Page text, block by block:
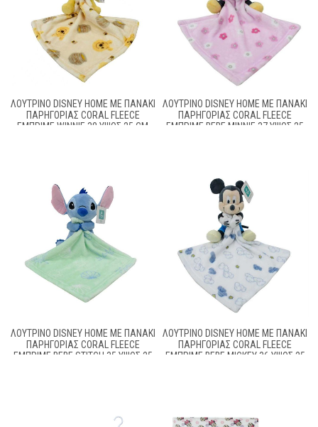
ΛΟΎΤΡΙΝΟ DISNEY HOME ΜΕ ΠΑΝΆΚΙ
ΠΑΡΗΓΟΡΊΑΣ CORAL FLEECE
ΕΜΠΡΙΜΈ WINNIE 38 ΎΨΟΣ 25 CM
ΛΟΎΤΡΙΝΟ DISNEY HOME ΜΕ ΠΑΝΆΚΙ
ΠΑΡΗΓΟΡΊΑΣ CORAL FLEECE
ΕΜΠΡΙΜΈ BEBE MINNIE 37 ΎΨΟΣ 25
ΛΟΎΤΡΙΝΟ DISNEY HOME ΜΕ ΠΑΝΆΚΙ
ΠΑΡΗΓΟΡΊΑΣ CORAL FLEECE
ΕΜΠΡΙΜΈ BEBE STITCH 35 ΎΨΟΣ 25
ΛΟΎΤΡΙΝΟ DISNEY HOME ΜΕ ΠΑΝΆΚΙ
ΠΑΡΗΓΟΡΊΑΣ CORAL FLEECE
ΕΜΠΡΙΜΈ BEBE MICKEY 36 ΎΨΟΣ 25